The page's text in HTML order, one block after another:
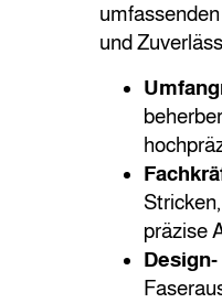
umfassenden
und
präzise